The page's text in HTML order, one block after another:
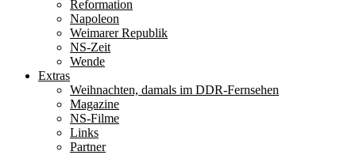
Reformation
Napoleon
Weimarer Republik
NS-Zeit
Wende
Extras
Weihnachten, damals im DDR-Fernsehen
Magazine
NS-Filme
Links
Partner